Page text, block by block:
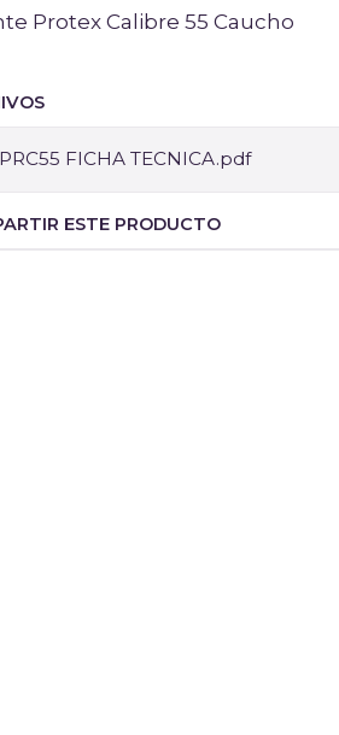
Protex Calibre 55 Caucho
PRC55 FICHA TECNICA.pdf
ESTE PRODUCTO